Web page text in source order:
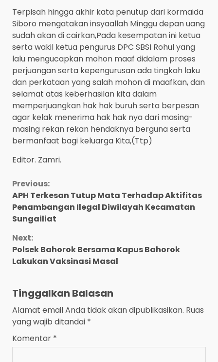
Terpisah hingga akhir kata penutup dari kormaida
Siboro mengatakan insyaallah Minggu depan uang
sudah akan di cairkan,Pada kesempatan ini ketua
serta wakil ketua pengurus DPC SBSI Rohul yang
lalu mengucapkan mohon maaf didalam proses
perjuangan serta kepengurusan ada tingkah laku
dan perkataan yang salah mohon di maafkan, dan
selamat atas keberhasilan kita dalam
memperjuangkan hak hak buruh serta berpesan
agar kelak menerima hak hak nya dari masing-
masing rekan rekan hendaknya berguna serta
bermanfaat bagi keluarga Kita,(Ttp)
Editor. Zamri.
Continue
Reading
Previous:
APH Terkesan Tutup Mata Terhadap Aktifitas
Penambangan Ilegal Diwilayah Kecamatan
Sungailiat
Next:
Polsek Bahorok Bersama Kapus Bahorok
Lakukan Vaksinasi Masal
Tinggalkan Balasan
Alamat email Anda tidak akan dipublikasikan. Ruas
yang wajib ditandai *
Komentar *